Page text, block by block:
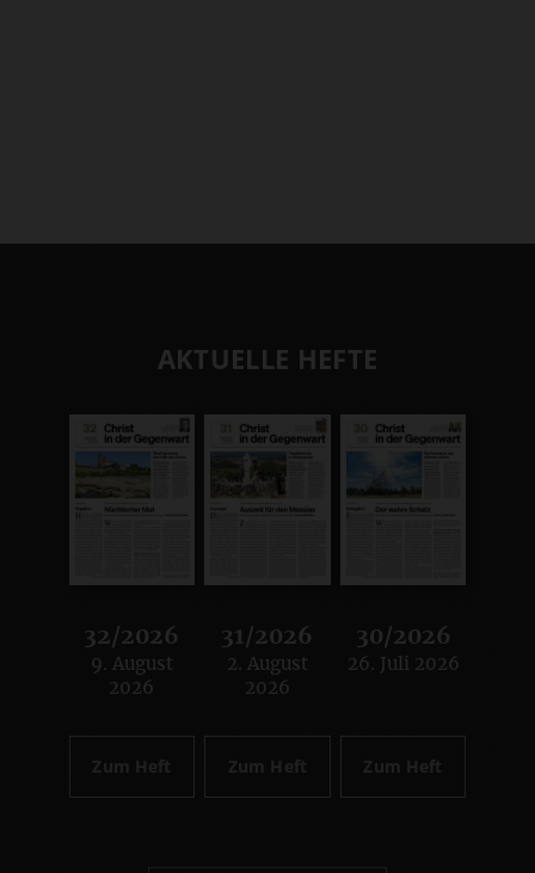
AKTUELLE HEFTE
32/2026
:
9. August
2026
Zum Heft
31/2026
:
2. August
2026
Zum Heft
30/2026
:
26. Juli 2026
Zum Heft